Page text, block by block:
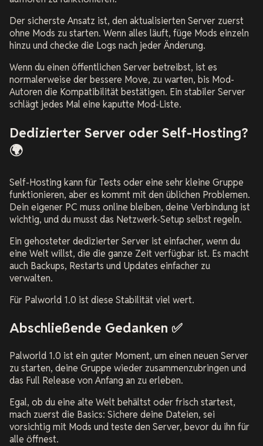
Der sicherste Ansatz ist, den aktualisierten Server zuerst
ohne Mods zu starten. Wenn alles läuft, füge Mods einzeln
hinzu und checke die Logs nach jeder Änderung.
Wenn du einen öffentlichen Server betreibst, ist es
normalerweise der bessere Move, zu warten, bis Mod-
Autoren die Kompatibilität bestätigen. Ein stabiler Server
schlägt jedes Mal eine kaputte Mod-Liste.
Dedizierter Server oder Self-Hosting?
🌍
Self-Hosting kann für Tests oder eine sehr kleine Gruppe
funktionieren, aber es kommt mit den üblichen Problemen.
Dein eigener PC muss online bleiben, deine Verbindung ist
wichtig, und du musst das Netzwerk-Setup selbst regeln.
Ein gehosteter dedizierter Server ist einfacher, wenn du
eine Welt willst, die die ganze Zeit verfügbar ist. Es macht
auch Backups, Restarts und Updates einfacher zu
verwalten.
Für Palworld 1.0 ist diese Stabilität viel wert.
Abschließende Gedanken ✅
Palworld 1.0 ist ein guter Moment, um einen neuen Server
zu starten, deine Gruppe wieder zusammenzubringen und
das Full Release von Anfang an zu erleben.
Egal, ob du eine alte Welt behältst oder frisch startest,
mach zuerst die Basics: Sichere deine Dateien, sei
vorsichtig mit Mods und teste den Server, bevor du ihn für
alle öffnest.